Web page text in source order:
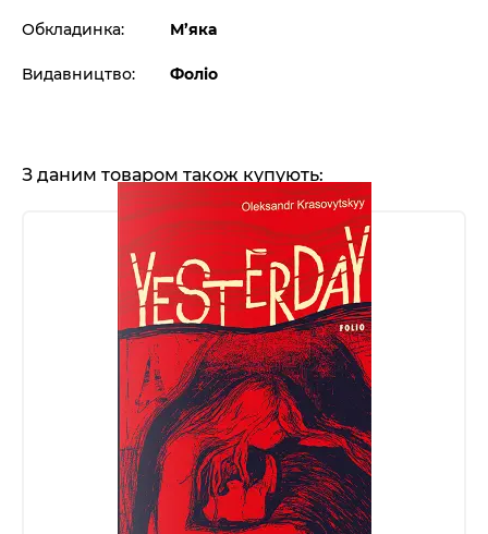
Обкладинка: М’яка
Видавництво: Фоліо
З даним товаром також купують: